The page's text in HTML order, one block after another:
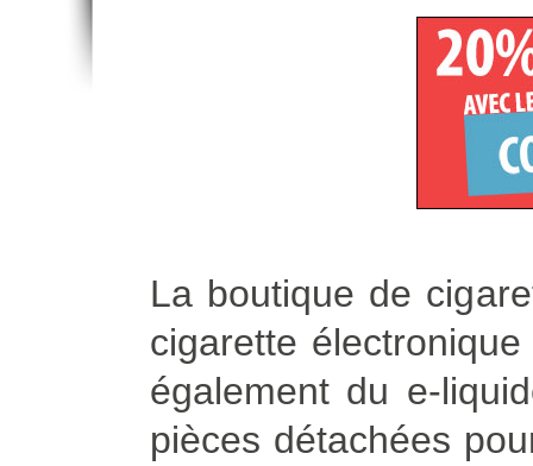
La boutique de
cigarette
également du e-
pièces détachées